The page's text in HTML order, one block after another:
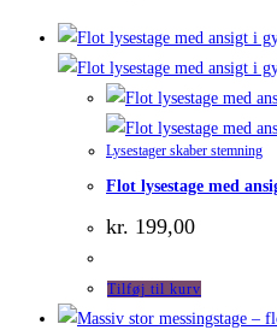
Lysestager skaber stemning
Flot lysestage med
kr. 199,00
Tilføj til kurv